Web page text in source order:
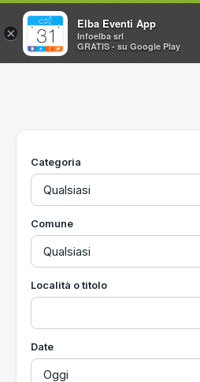
Home
Utilità
Categoria
Comune
Località o titolo
Date
×
Elba Eventi App
Infoelba srl
GRATIS - su Google Play